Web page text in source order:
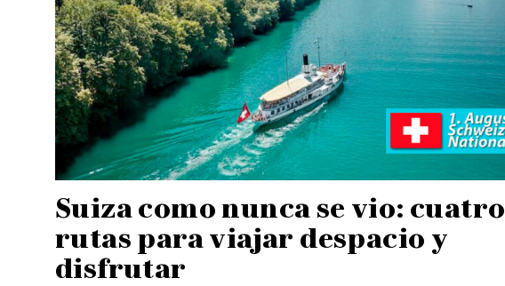
Suiza como nunca se vio: cuatro
rutas para viajar despacio y
disfrutar